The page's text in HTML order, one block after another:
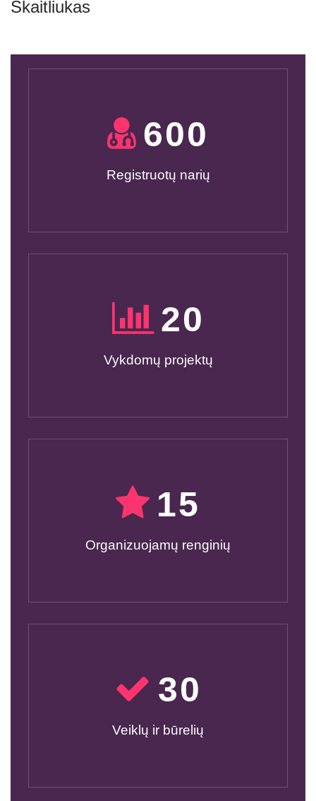
Skaitliukas
600
Registruotų narių
20
Vykdomų projektų
15
Organizuojamų renginių
30
Veiklų ir būrelių